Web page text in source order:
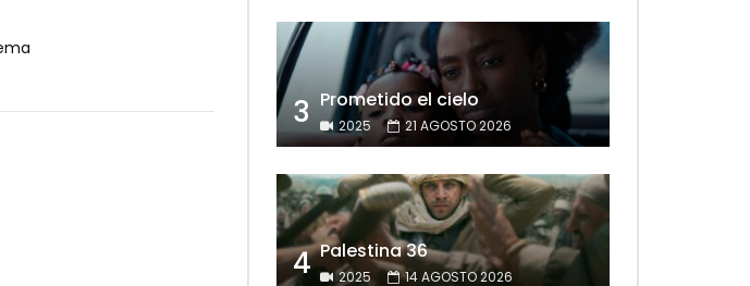
3 Prometido el cielo
2025 21 AGOSTO 2026
4 Palestina 36
2025 14 AGOSTO 2026